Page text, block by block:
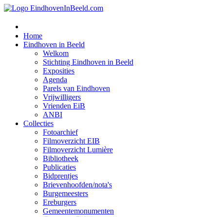
Home
Eindhoven in Beeld
Welkom
Stichting Eindhoven in Beeld
Exposities
Agenda
Parels van Eindhoven
Vrijwilligers
Vrienden EiB
ANBI
Collecties
Fotoarchief
Filmoverzicht EIB
Filmoverzicht Lumière
Bibliotheek
Publicaties
Bidprentjes
Brievenhoofden/nota's
Burgemeesters
Ereburgers
Gemeentemonumenten